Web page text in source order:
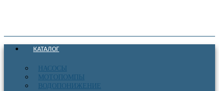
КАТАЛОГ
НАСОСЫ
МОТОПОМПЫ
ВОДОПОНИЖЕНИЕ